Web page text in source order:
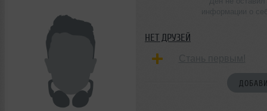
НЕТ ДРУЗЕЙ